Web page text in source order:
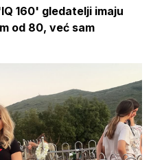
160' gledatelji imaju
od 80, već sam